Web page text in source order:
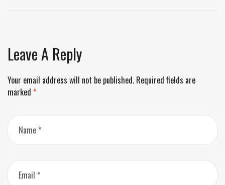
Leave A Reply
Your email address will not be published. Required fields are
marked *